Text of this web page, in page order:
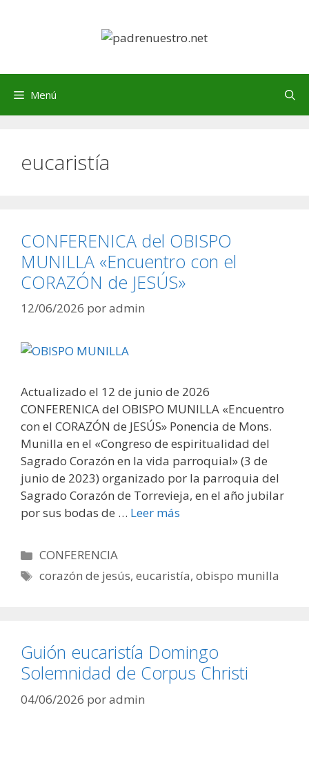
Menú
eucaristía
CONFERENICA del OBISPO
MUNILLA «Encuentro con el
CORAZÓN de JESÚS»
12/06/2026 poradmin
Actualizado el 12 de junio de 2026
CONFERENICA del OBISPO MUNILLA «Encuentro
con el CORAZÓN de JESÚS» Ponencia de Mons.
Munilla en el «Congreso de espiritualidad del
Sagrado Corazón en la vida parroquial» (3 de
junio de 2023) organizado por la parroquia del
Sagrado Corazón de Torrevieja, en el año jubilar
por sus bodas de … Leer más
Categorías
CONFERENCIA
Etiquetas
corazón de jesús,eucaristía,obispo munilla
Guión eucaristía Domingo
Solemnidad de Corpus Christi
04/06/2026 poradmin